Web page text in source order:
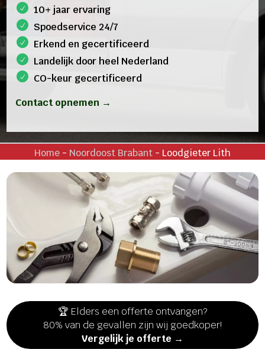
10+ jaar ervaring
Spoedservice 24/7
Erkend en gecertificeerd
Landelijk door heel Nederland
CO-keur gecertificeerd
Contact opnemen →
Home- Noordoost Brabant- Loodgieter Lith
🏆 Elders een offerte ontvangen?
80% van de gevallen zijn wij goedkoper!
Vergelijk je offerte →